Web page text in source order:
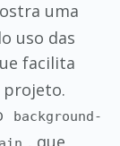
uma
uso das
facilita
projeto.
background-
, que